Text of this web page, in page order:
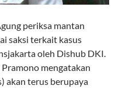
periksa mantan
saksi terkait kasus
oleh Dishub DKI.
mengatakan
akan terus berupaya